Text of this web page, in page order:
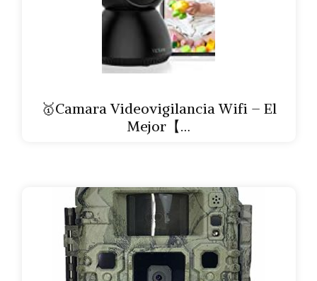
🥇Camara Videovigilancia Wifi – El
Mejor【…